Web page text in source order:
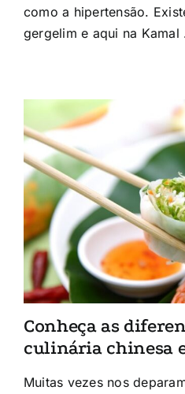
como a hipertensão.
gergelim e aqui na Kamal
Conheça as
culinária chinesa
Muitas vezes nos